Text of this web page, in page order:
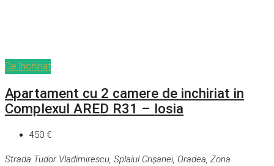
De închiriat
Apartament cu 2 camere de inchiriat in
Complexul ARED R31 – Iosia
450 €
Strada Tudor Vladimirescu, Splaiul Crișanei, Oradea, Zona